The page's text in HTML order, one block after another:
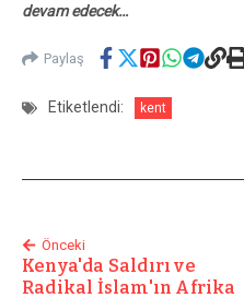
devam edecek…
Paylaş
Etiketlendi: kent
Önceki
Kenya'da Saldırı ve
Radikal İslam'ın Afrika